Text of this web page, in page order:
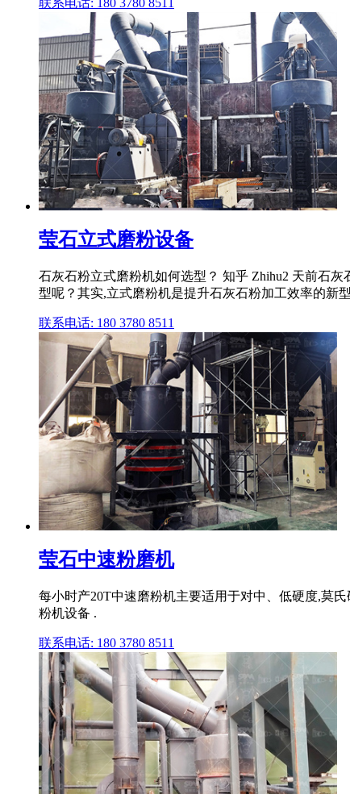
联系电话: 180 3780 8511
莹石立式磨粉设备
石灰石粉立式磨粉机如何选型？ 知乎 Zhihu2 天前石
型呢？其实,立式磨粉机是提升石灰石粉加工效率的新
联系电话: 180 3780 8511
莹石中速粉磨机
每小时产20T中速磨粉机主要适用于对中、低硬度,莫
粉机设备 .
联系电话: 180 3780 8511